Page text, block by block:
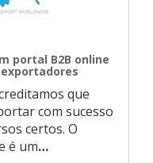
portal B2B online
que
com sucesso
certos. O
é um…